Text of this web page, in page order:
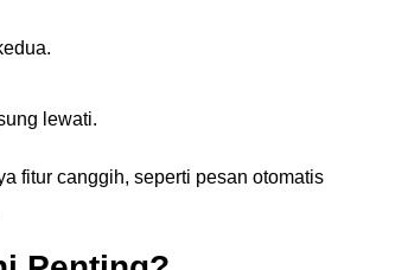
lewati.
fitur canggih, seperti pesan otomatis